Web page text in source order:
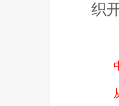
织